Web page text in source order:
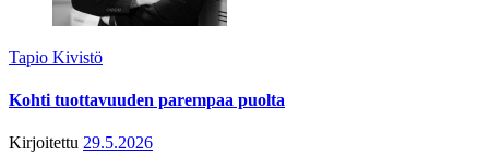
Tapio Kivistö
Kohti tuottavuuden parempaa puolta
Kirjoitettu 29.5.2026